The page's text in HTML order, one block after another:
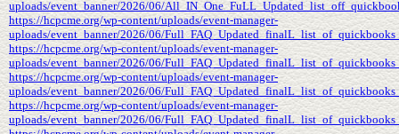
uploads/event_banner/2026/06/
https://hcpcme.org/wp-content/uploads/event-manager-
uploads/event_banner/2026/06/
https://hcpcme.org/wp-content/uploads/event-manager-
uploads/event_banner/2026/06/
https://hcpcme.org/wp-content/uploads/event-manager-
uploads/event_banner/2026/06/
https://hcpcme.org/wp-content/uploads/event-manager-
uploads/event_banner/2026/06/